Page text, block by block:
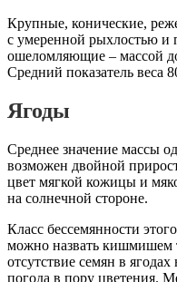
Крупные, конические,
с умеренной рыхлостью и
ошеломляющие – массой
Средний показатель веса
Ягоды
Среднее значение массы
возможен двойной
цвет мягкой кожицы и
на солнечной стороне.
Класс бессемянности
можно назвать кишмишем
отсутствие семян в
погода в пору цветения.